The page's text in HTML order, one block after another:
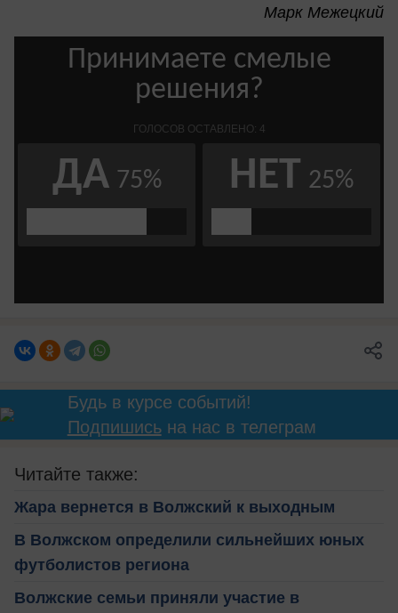
Марк Межецкий
Будь в курсе событий!
Подпишисьна нас в телеграм
Читайте также:
Жара вернется в Волжский к выходным
В Волжском определили сильнейших юных
футболистов региона
Волжские семьи приняли участие в